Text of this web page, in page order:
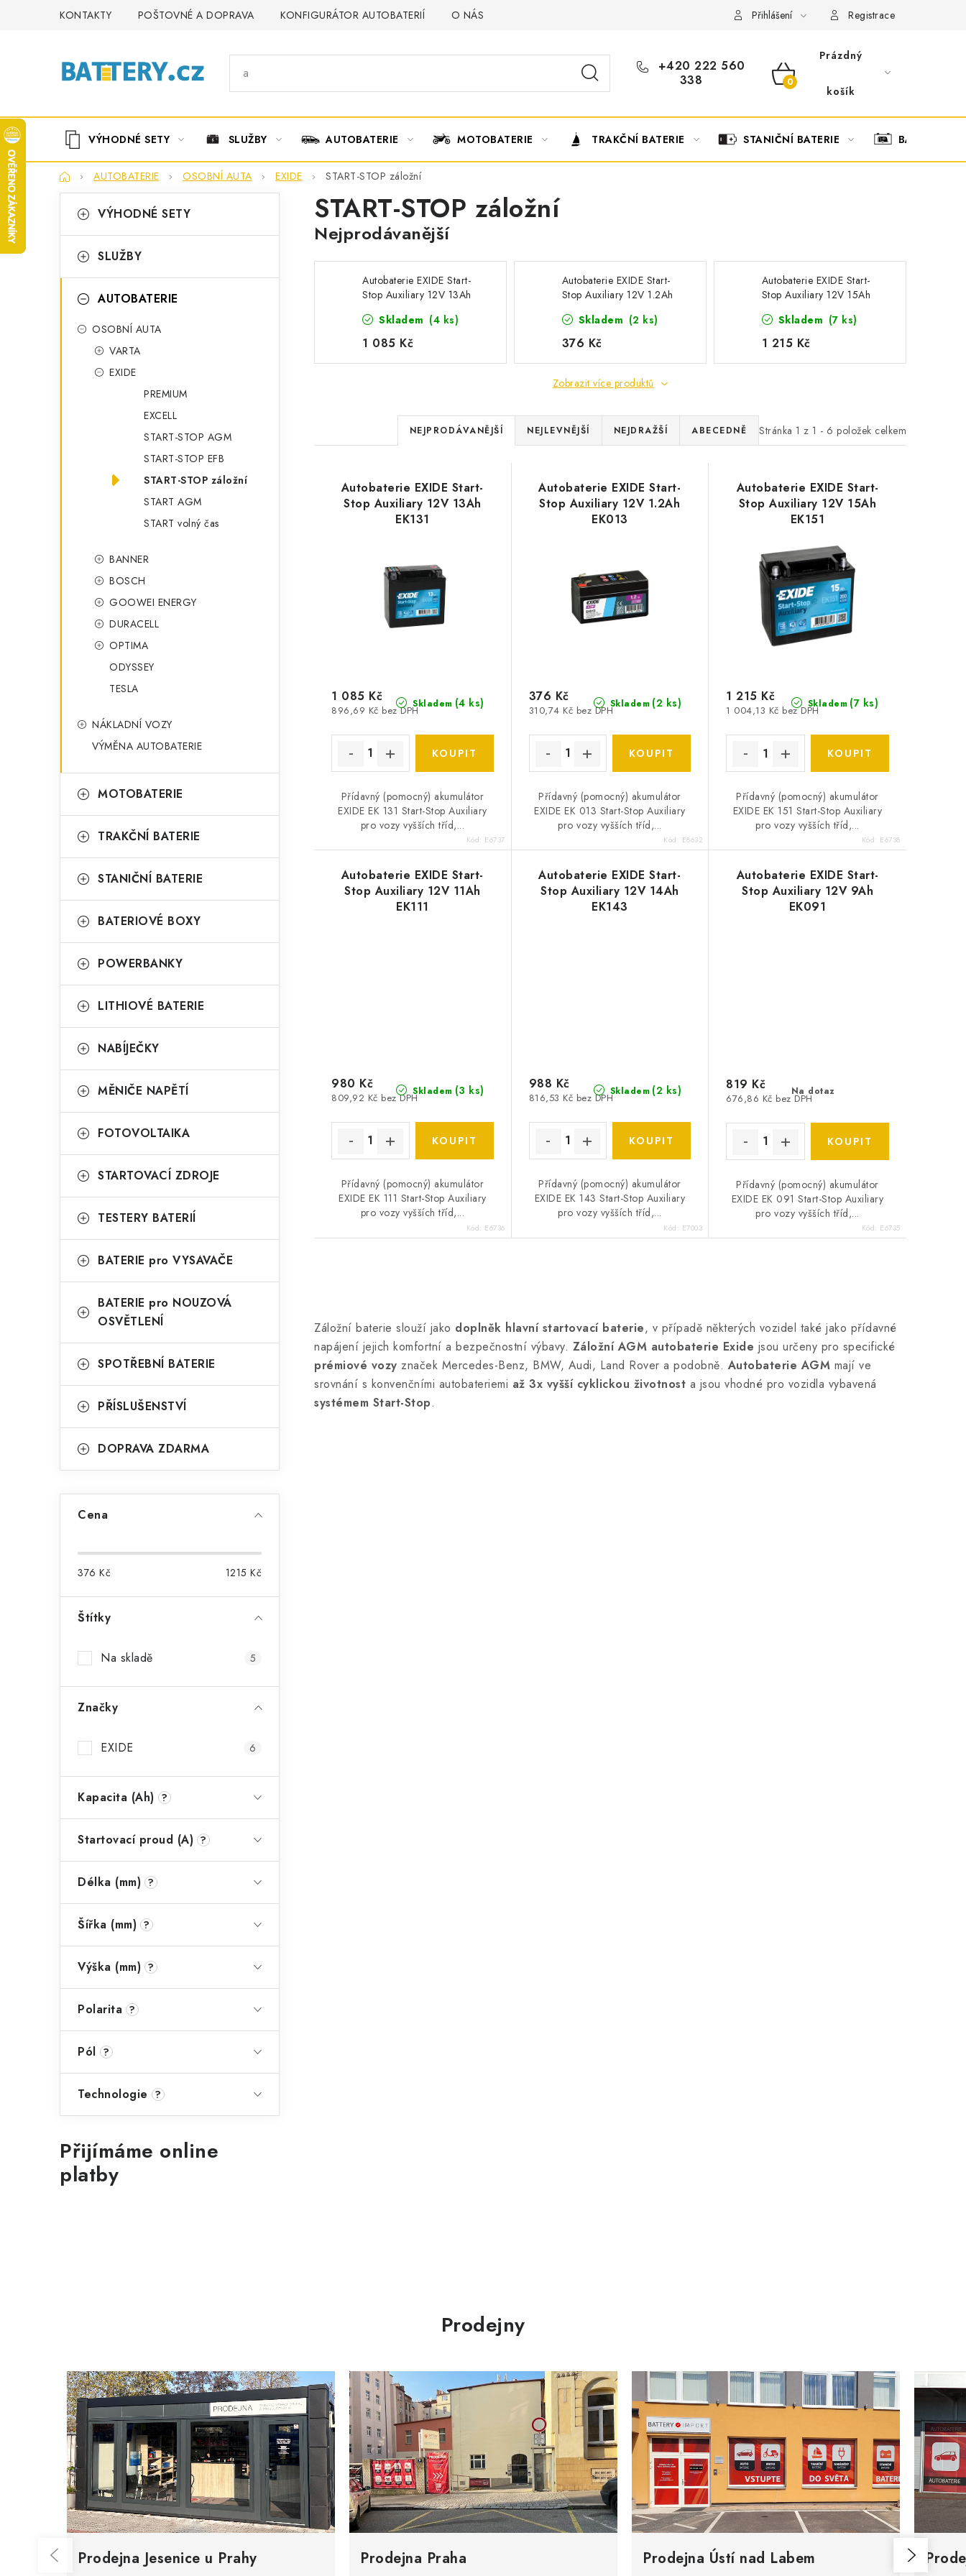
KONTAKTY POŠTOVNÉ A DOPRAVA KONFIGURÁTOR AUTOBATERIÍ O NÁS OBCHODNÍ PODMÍNKY OCHRANA OSOBNÍCH ÚDAJŮ
Přihlášení Registrace
+420 222 560
338
NÁKUPNÍ
Prázdný
košík
VÝHODNÉ SETY SLUŽBY AUTOBATERIE MOTOBATERIE TRAKČNÍ BATERIE STANIČNÍ BATERIE BATERIOVÉ
DomůAUTOBATERIE OSOBNÍ AUTA EXIDE START-STOP záložní
o
t
kategorie
a
e
VÝHODNÉ SETY
SLUŽBY
AUTOBATERIE
OSOBNÍ AUTA
VARTA
EXIDE
PREMIUM
EXCELL
START-STOP AGM
START-STOP EFB
START-STOP záložní
START AGM
START volný čas
BANNER
BOSCH
GOOWEI ENERGY
DURACELL
OPTIMA
ODYSSEY
TESLA
NÁKLADNÍ VOZY
VÝMĚNA AUTOBATERIE
MOTOBATERIE
TRAKČNÍ BATERIE
STANIČNÍ BATERIE
BATERIOVÉ BOXY
POWERBANKY
LITHIOVÉ BATERIE
NABÍJEČKY
MĚNIČE NAPĚTÍ
FOTOVOLTAIKA
STARTOVACÍ ZDROJE
TESTERY BATERIÍ
BATERIE pro VYSAVAČE
BATERIE pro NOUZOVÁ
OSVĚTLENÍ
SPOTŘEBNÍ BATERIE
PŘÍSLUŠENSTVÍ
DOPRAVA ZDARMA
Cena
376 Kč 1215 Kč
Štítky
Na skladě 5
Značky
EXIDE 6
Kapacita (Ah) ?
Startovací proud (A) ?
Délka (mm) ?
Šířka (mm) ?
Výška (mm) ?
Polarita ?
Pól ?
Technologie ?
Přijímáme online
platby
START-STOP záložní
Nejprodávanější
Autobaterie EXIDE Start-
Stop Auxiliary 12V 13Ah
Skladem (4 ks)
1 085 Kč
Autobaterie EXIDE Start-
Stop Auxiliary 12V 1.2Ah
Skladem (2 ks)
376 Kč
Autobaterie EXIDE Start-
Stop Auxiliary 12V 15Ah
Skladem (7 ks)
1 215 Kč
Zobrazit více produktů
Stránka 1 z 1 - 6 položek celkem
Ř
a
z
e
í
p
r
u
k
ů
NEJPRODÁVANĚJŠÍ NEJLEVNĚJŠÍ NEJDRAŽŠÍ ABECEDNĚ
Autobaterie EXIDE Start-
Stop Auxiliary 12V 13Ah
EK131
Skladem (4 ks)
896,69 Kč bez DPH
1 085 Kč
Přídavný (pomocný) akumulátor
EXIDE EK 131 Start-Stop Auxiliary
pro vozy vyšších tříd,...
Kód: E6737
Autobaterie EXIDE Start-
Stop Auxiliary 12V 1.2Ah
EK013
Skladem (2 ks)
310,74 Kč bez DPH
376 Kč
Přídavný (pomocný) akumulátor
EXIDE EK 013 Start-Stop Auxiliary
pro vozy vyšších tříd,...
Kód: E8632
Autobaterie EXIDE Start-
Stop Auxiliary 12V 15Ah
EK151
Skladem (7 ks)
1 004,13 Kč bez DPH
1 215 Kč
Přídavný (pomocný) akumulátor
EXIDE EK 151 Start-Stop Auxiliary
pro vozy vyšších tříd,...
Kód: E6738
Autobaterie EXIDE Start-
Stop Auxiliary 12V 11Ah
EK111
Skladem (3 ks)
809,92 Kč bez DPH
980 Kč
Přídavný (pomocný) akumulátor
EXIDE EK 111 Start-Stop Auxiliary
pro vozy vyšších tříd,...
Kód: E6736
Autobaterie EXIDE Start-
Stop Auxiliary 12V 14Ah
EK143
Skladem (2 ks)
816,53 Kč bez DPH
988 Kč
Přídavný (pomocný) akumulátor
EXIDE EK 143 Start-Stop Auxiliary
pro vozy vyšších tříd,...
Kód: E7003
Autobaterie EXIDE Start-
Stop Auxiliary 12V 9Ah
EK091
Na dotaz
676,86 Kč bez DPH
819 Kč
Přídavný (pomocný) akumulátor
EXIDE EK 091 Start-Stop Auxiliary
pro vozy vyšších tříd,...
Kód: E6735
v
l
á
d
a
Záložní baterie slouží jako doplněk hlavní startovací baterie, v případě některých vozidel také jako přídavné
napájení jejich komfortní a bezpečnostní výbavy. Záložní AGM autobaterie Exide jsou určeny pro specifické
prémiové vozy značek Mercedes-Benz, BMW, Audi, Land Rover a podobně. Autobaterie AGM mají ve
srovnání s konvenčními autobateriemi až 3x vyšší cyklickou životnost a jsou vhodné pro vozidla vybavená
systémem Start-Stop.
Prodejny
Prodejna Jesenice u Prahy Prodejna Praha Prodejna Ústí nad Labem